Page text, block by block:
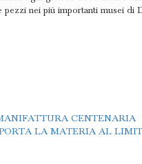
nei più importanti musei
CENTENARIA
LA MATERIA AL